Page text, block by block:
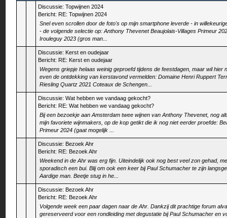
Discussie:Topwijnen 2024
Bericht: RE: Topwijnen 2024
Snel even scrollen door de foto's op mijn smartphone leverde - in
- de volgende selectie op: Anthony Thevenet Beaujolais-Villages Primeur
Irouleguy 2023 (gros man...
Discussie: Kerst en oudejaar
Bericht: RE: Kerst en oudejaar
Wegens griepje helaas weinig geproefd tijdens de feestdagen, maar wil hier
even de ontdekking van kerstavond vermelden: Domaine Henri Ruppert
Riesling Quartz 2021 Coteaux de Schengen...
Discussie:Wat hebben we vandaag gekocht?
Bericht: RE: Wat hebben we vandaag gekocht?
Bij een bezoekje aan Amsterdam twee wijnen van Anthony Thevenet, nog
mijn favoriete wijnmakers, op de kop getikt die ik nog niet eerder proefde:
Primeur 2024 (gaat mogelijk ...
Discussie: Bezoek Ahr
Bericht: RE: Bezoek Ahr
Weekend in de Ahr was erg fijn. Uiteindelijk ook nog best veel zon gehad,
sporadisch een bui. Blij om ook een keer bij Paul Schumacher te zijn
Aardige man. Beetje stug in he...
Discussie: Bezoek Ahr
Bericht: RE: Bezoek Ahr
Volgende week een paar dagen naar de Ahr. Dankzij dit prachtige forum
gereserveerd voor een rondleiding met degustatie bij Paul Schumacher en